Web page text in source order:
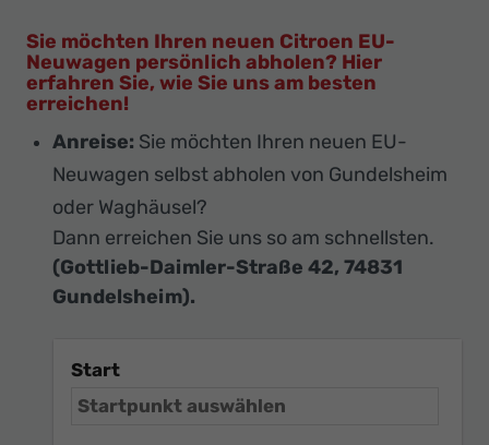
Sie möchten Ihren neuen Citroen EU-
Neuwagen persönlich abholen? Hier
erfahren Sie, wie Sie uns am besten
erreichen!
Anreise: Sie möchten Ihren neuen EU-
Neuwagen selbst abholen von Gundelsheim
oder Waghäusel?
Dann erreichen Sie uns so am schnellsten.
(Gottlieb-Daimler-Straße 42, 74831
Gundelsheim).
Start